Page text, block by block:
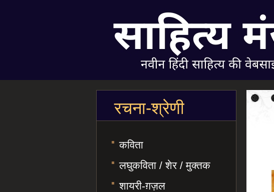
रचना-श्रेणी
कविता
लघुकविता / शेर / मुक्तक
शायरी-ग़ज़ल